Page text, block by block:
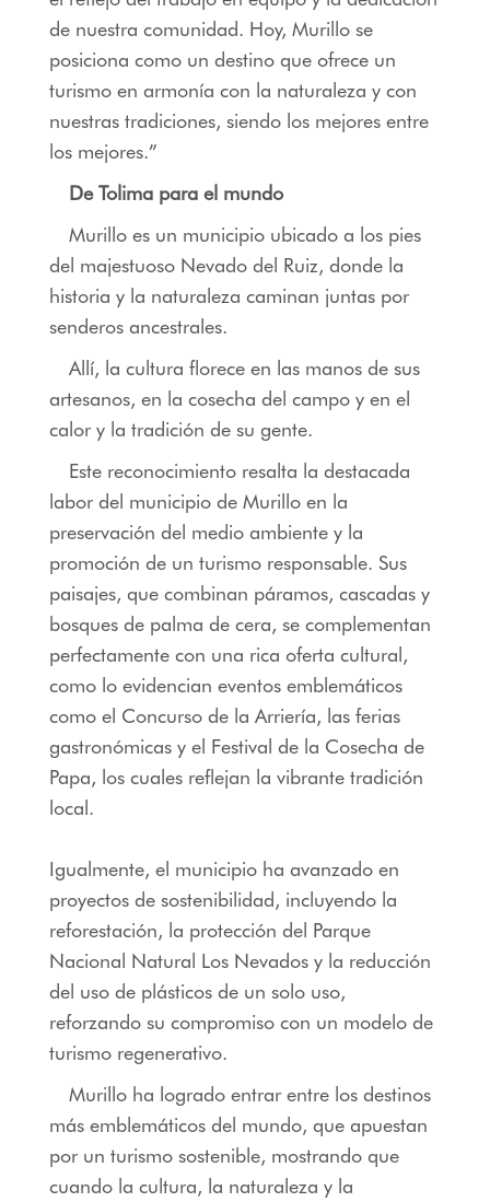
de nuestra comunidad. Hoy, Murillo se
posiciona como un destino que ofrece un
turismo en armonía con la naturaleza y con
nuestras tradiciones, siendo los mejores entre
los mejores.”
De Tolima para el mundo
Murillo es un municipio ubicado a los pies
del majestuoso Nevado del Ruiz, donde la
historia y la naturaleza caminan juntas por
senderos ancestrales.
Allí, la cultura florece en las manos de sus
artesanos, en la cosecha del campo y en el
calor y la tradición de su gente.
Este reconocimiento resalta la destacada
labor del municipio de Murillo en la
preservación del medio ambiente y la
promoción de un turismo responsable. Sus
paisajes, que combinan páramos, cascadas y
bosques de palma de cera, se complementan
perfectamente con una rica oferta cultural,
como lo evidencian eventos emblemáticos
como el Concurso de la Arriería, las ferias
gastronómicas y el Festival de la Cosecha de
Papa, los cuales reflejan la vibrante tradición
local.
Igualmente, el municipio ha avanzado en
proyectos de sostenibilidad, incluyendo la
reforestación, la protección del Parque
Nacional Natural Los Nevados y la reducción
del uso de plásticos de un solo uso,
reforzando su compromiso con un modelo de
turismo regenerativo.
Murillo ha logrado entrar entre los destinos
más emblemáticos del mundo, que apuestan
por un turismo sostenible, mostrando que
cuando la cultura, la naturaleza y la